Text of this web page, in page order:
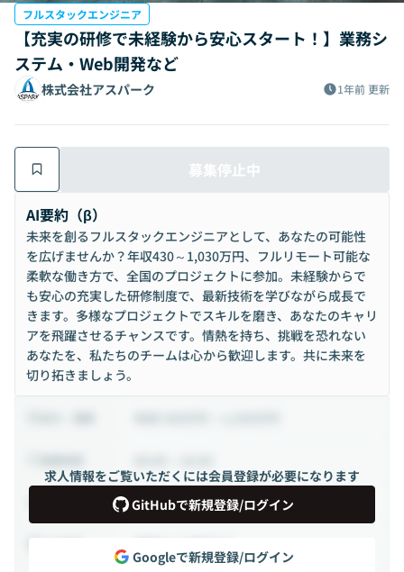
フルスタックエンジニア
【充実の研修で未経験から安心スタート！】業務シ
ステム・Web開発など
株式会社アスパーク 1年前 更新
募集停止中
AI要約（β）
未来を創るフルスタックエンジニアとして、あなたの可能性
を広げませんか？年収430～1,030万円、フルリモート可能な
柔軟な働き方で、全国のプロジェクトに参加。未経験からで
も安心の充実した研修制度で、最新技術を学びながら成長で
きます。多様なプロジェクトでスキルを磨き、あなたのキャリ
アを飛躍させるチャンスです。情熱を持ち、挑戦を恐れない
あなたを、私たちのチームは心から歓迎します。共に未来を
切り拓きましょう。
求人情報をご覧いただくには会員登録が必要になります
GitHubで新規登録/ログイン
Googleで新規登録/ログイン
正社員